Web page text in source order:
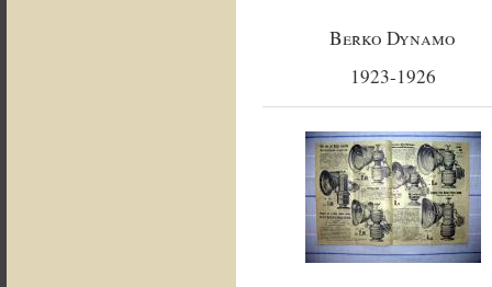
Berko Dynamo
1923-1926